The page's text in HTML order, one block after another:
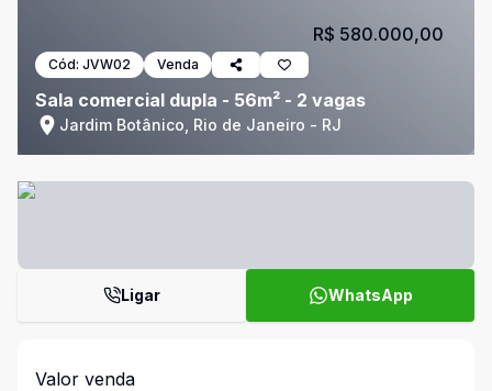
Cód: JVW02 Venda
Sala comercial dupla - 56m² - 2 vagas
Jardim Botânico, Rio de Janeiro - RJ
R$ 580.000,00
Ligar WhatsApp
Valor venda